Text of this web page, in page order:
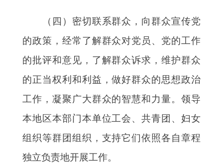
（四）密切联系群众，向群众宣传党
的政策，经常了解群众对党员、党的工作
的批评和意见，了解群众诉求，维护群众
的正当权利和利益，做好群众的思想政治
工作，凝聚广大群众的智慧和力量。领导
本地区本部门本单位工会、共青团、妇女
组织等群团组织，支持它们依照各自章程
独立负责地开展工作。